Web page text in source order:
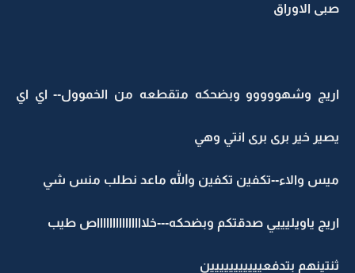
صبى الاوراق
اريج وشهووووو وبضحكه متقطعه من الخموول-- اي اي
يصير خير برى برى انتي وهي
ميس والاء--تكفين تكفين والله ماعد نطلب منس شي
اريج ياويليييي صدقتكم وبضحكه---خلاااااااااااااااص طيب
ثنتينهم بتدفعييييييييييين